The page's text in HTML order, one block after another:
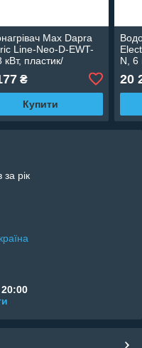
Max Dapra
Line-Neo-D-EWT-
кВт, пластик/
₴
Купити
N, 6
20
за рік